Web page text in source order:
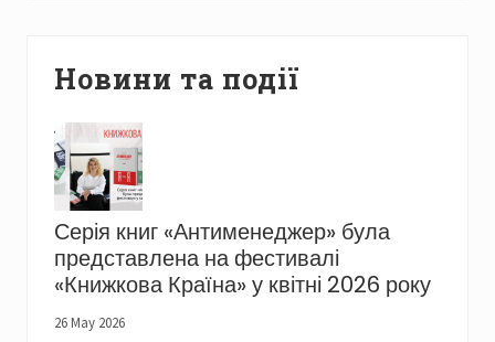
Новини та події
Серія книг «Антименеджер» була
представлена на фестивалі
«Книжкова Країна» у квітні 2026 року
26 May 2026